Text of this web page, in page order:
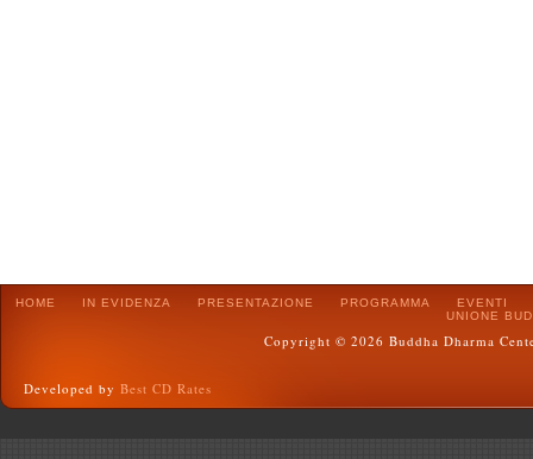
HOME IN EVIDENZA PRESENTAZIONE PROGRAMMA
EVENTI
UNIONE
Copyright © 2026 Buddha Dharma
Developed by Best CD Rates